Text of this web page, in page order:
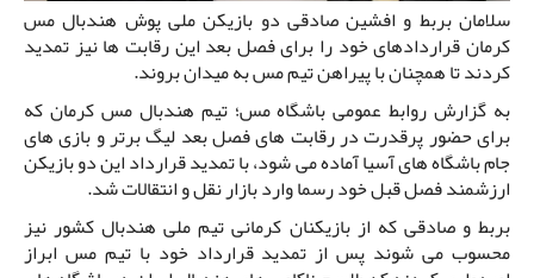
سلامان بربط و افشین صادقی دو بازیکن ملی پوش هندبال مس
کرمان قراردادهای خود را برای فصل بعد این رقابت ها نیز تمدید
کردند تا همچنان با پیراهن تیم مس به میدان بروند.
به گزارش روابط عمومی باشگاه مس؛ تیم هندبال مس کرمان که
برای حضور پرقدرت در رقابت های فصل بعد لیگ برتر و بازی های
جام باشگاه های آسیا آماده می شود، با تمدید قرارداد این دو بازیکن
ارزشمند فصل قبل خود رسما وارد بازار نقل و انتقالات شد.
بربط و صادقی که از بازیکنان کرمانی تیم ملی هندبال کشور نیز
محسوب می شوند پس از تمدید قرارداد خود با تیم مس ابراز